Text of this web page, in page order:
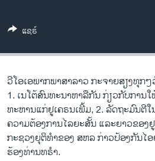
ສຽງ
ລາຍການກະຈາຍສຽງ
ພາສາຕ່າງໆ
ແຊຣ໌
ວີ​ໂອ​ເອພາກ​ພາສາ​ລາວ​ ກະຈາຍສຽງ​ທຸກ
1. ເນໂຕ້ສົນທະນາຫາລືກັນ ກ່ຽວກັບການ
ທະຫານແກ່ຢູເຄຣນເພີ້ມ, 2. ລັດຖະມົນຕີ
ຄວາມຕ້ອງການໄລຍະສັ້ນ ແລະຍາວຂອງ
ກະຊວງຍຸຕິທຳຂອງ ສຫລ ກ່າວປ້ອງກັນໄ
ຮ້ອງທ່ານທຣຳ.